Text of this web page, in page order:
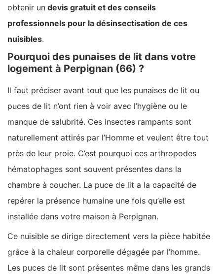
obtenir un devis gratuit et des conseils
professionnels pour la désinsectisation de ces
nuisibles.
Pourquoi des punaises de lit dans votre
logement à Perpignan (66) ?
Il faut préciser avant tout que les punaises de lit ou
puces de lit n’ont rien à voir avec l’hygiène ou le
manque de salubrité. Ces insectes rampants sont
naturellement attirés par l’Homme et veulent être tout
près de leur proie. C’est pourquoi ces arthropodes
hématophages sont souvent présentes dans la
chambre à coucher. La puce de lit a la capacité de
repérer la présence humaine une fois qu’elle est
installée dans votre maison à Perpignan.
Ce nuisible se dirige directement vers la pièce habitée
grâce à la chaleur corporelle dégagée par l’homme.
Les puces de lit sont présentes même dans les grands